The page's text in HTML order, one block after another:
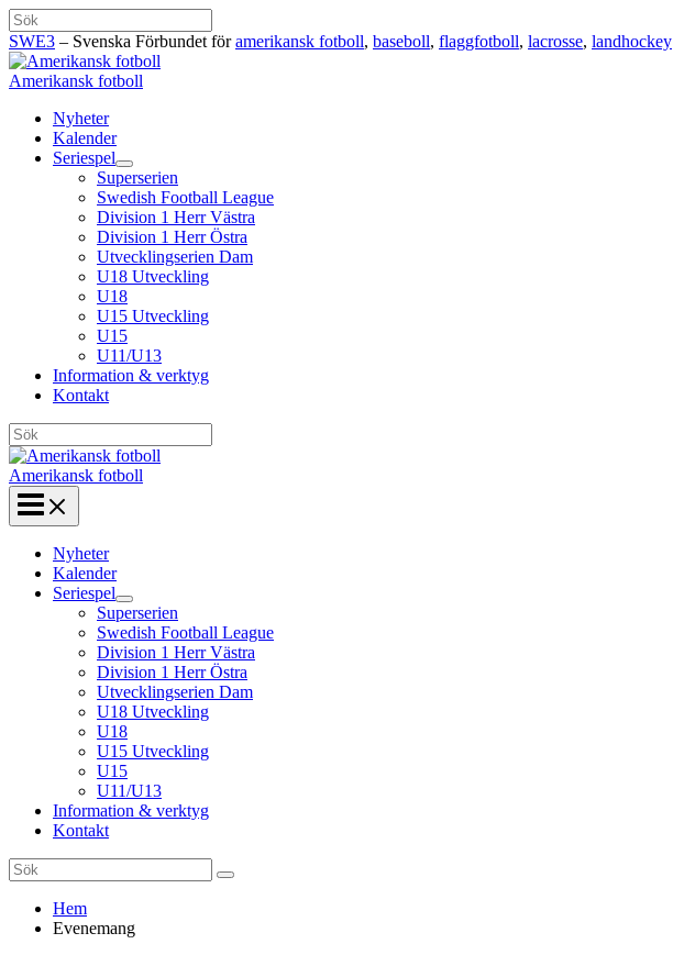
Hoppa
till
innehåll
Sök
SWE3 – Svenska Förbundet föramerikansk fotboll, baseboll, flaggfotboll, lacrosse, landhockey
Amerikansk fotboll
Nyheter
Kalender
Seriespel
Superserien
Swedish Football League
Division 1 Herr Västra
Division 1 Herr Östra
Utvecklingserien Dam
U18 Utveckling
U18
U15 Utveckling
U15
U11/U13
Information & verktyg
Kontakt
Sök
Amerikansk fotboll
Nyheter
Kalender
Seriespel
Superserien
Swedish Football League
Division 1 Herr Västra
Division 1 Herr Östra
Utvecklingserien Dam
U18 Utveckling
U18
U15 Utveckling
U15
U11/U13
Information & verktyg
Kontakt
Search
for:
Hem
Evenemang